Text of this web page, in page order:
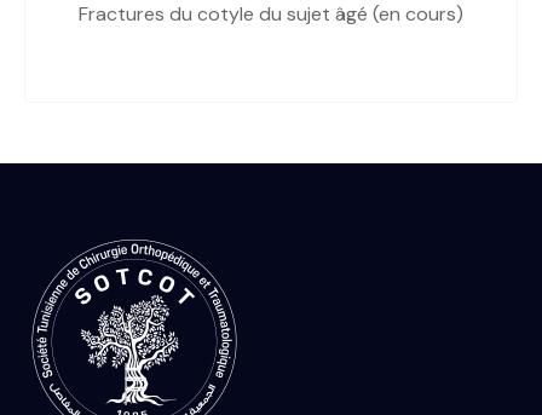
Fractures du cotyle du sujet âgé (en cours)